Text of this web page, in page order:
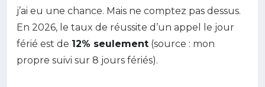
j’ai eu une chance. Mais ne comptez pas dessus.
En 2026, le taux de réussite d’un appel le jour
férié est de 12% seulement (source : mon
propre suivi sur 8 jours fériés).